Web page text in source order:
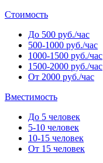
Стоимость
До 500 руб./час
500-1000 руб./час
1000-1500 руб./час
1500-2000 руб./час
От 2000 руб./час
Вместимость
До 5 человек
5-10 человек
10-15 человек
От 15 человек